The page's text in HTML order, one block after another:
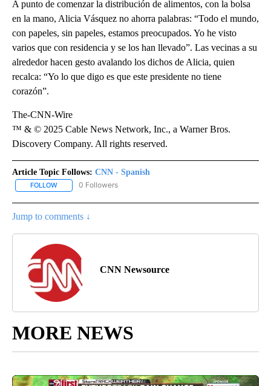
A punto de comenzar la distribución de alimentos, con la bolsa
en la mano, Alicia Vásquez no ahorra palabras: “Todo el mundo,
con papeles, sin papeles, estamos preocupados. Yo he visto
varios que con residencia y se los han llevado”. Las vecinas a su
alrededor hacen gesto avalando los dichos de Alicia, quien
recalca: “Yo lo que digo es que este presidente no tiene
corazón”.
The-CNN-Wire
™ & © 2025 Cable News Network, Inc., a Warner Bros.
Discovery Company. All rights reserved.
Article Topic Follows: CNN - Spanish
FOLLOW FOLLOW "CNN - SPANISH" TO RECEIVE NOTIFICATIONS ABOUT
0 Followers
Jump to comments ↓
CNN Newsource
MORE NEWS